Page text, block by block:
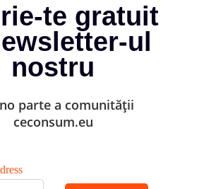
te gratuit
ul
nostru
parte a comunității
ceconsum.eu